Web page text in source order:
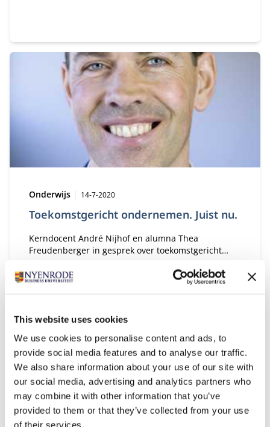
This website uses cookies
We use cookies to personalise content and ads, to
provide social media features and to analyse our traffic.
We also share information about your use of our site with
our social media, advertising and analytics partners who
may combine it with other information that you’ve
provided to them or that they’ve collected from your use
of their services.
Toekomstgericht ondernemen. Juist nu.
Type:
Onderwijs Publicatiedatum:
14-7-2020
Kerndocent André Nijhof en alumna Thea
Freudenberger in gesprek over toekomstgericht
al het oude in beweging is en verandert, maar dat
we nog niet precies weten waar we naar toegaan.”
Betrokken en objectief: houd
voldoende afstand!
Type:
Opinie Publicatiedatum:
13-7-2020
Met verwondering heb ik de afgelopen periode
waargenomen hoe onze samenleving tot stilstand is
gekomen en vervolgens en masse in beweging is